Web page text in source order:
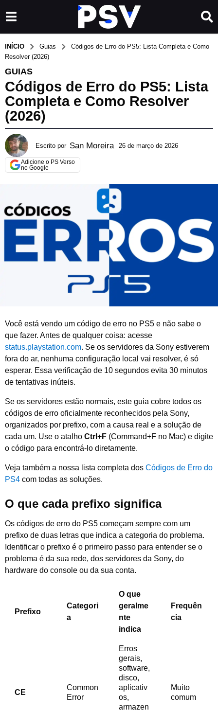
INÍCIO Guias
Códigos de Erro do PS5: Lista Completa e Como
Resolver (2026)
GUIAS
Códigos de Erro do PS5: Lista
Completa e Como Resolver
(2026)
Escrito por San Moreira 26 de março de 2026
g
d
e
0
Adicione o PS Verso
no Google
Você está vendo um código de erro no PS5 e não sabe o
que fazer. Antes de qualquer coisa: acesse
status.playstation.com. Se os servidores da Sony estiverem
fora do ar, nenhuma configuração local vai resolver, é só
esperar. Essa verificação de 10 segundos evita 30 minutos
de tentativas inúteis.
Se os servidores estão normais, este guia cobre todos os
códigos de erro oficialmente reconhecidos pela Sony,
organizados por prefixo, com a causa real e a solução de
cada um. Use o atalho Ctrl+F (Command+F no Mac) e digite
o código para encontrá-lo diretamente.
Veja também a nossa lista completa dos Códigos de Erro do
PS4 com todas as soluções.
O que cada prefixo significa
Os códigos de erro do PS5 começam sempre com um
prefixo de duas letras que indica a categoria do problema.
Identificar o prefixo é o primeiro passo para entender se o
problema é da sua rede, dos servidores da Sony, do
hardware do console ou da sua conta.
Prefixo
Categori
a
O que
geralme
nte
indica
Frequên
cia
CE
Common
Error
Erros
gerais,
software,
disco,
aplicativ
os,
armazen
Muito
comum